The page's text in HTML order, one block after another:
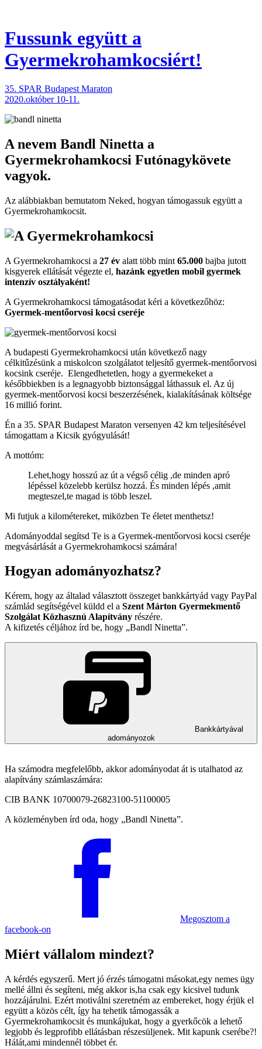
Fussunk együtt a
Gyermekrohamkocsiért!
35. SPAR Budapest Maraton
2020.október 10-11.
A nevem Bandl Ninetta a
Gyermekrohamkocsi Futónagykövete
vagyok.
Az alábbiakban bemutatom Neked, hogyan támogassuk együtt a
Gyermekroham­kocsit.
A Gyermekrohamkocsi a 27 év alatt több mint 65.000 bajba jutott
kisgyerek ellátását végezte el, hazánk egyetlen mobil gyermek
intenzív osztályaként!
A Gyermekrohamkocsi támogatásodat kéri a következőhöz:
Gyermek-mentőorvosi kocsi cseréje
A budapesti Gyermekrohamkocsi után következő nagy
célkitűzésünk a miskolcon szolgálatot teljesítő gyermek-mentőorvosi
kocsink cseréje. Elengedhetetlen, hogy a gyermekeket a
későbbiekben is a legnagyobb biztonsággal láthassuk el. Az új
gyermek-mentőorvosi kocsi beszerzésének, kialakításának költsége
16 millió forint.
Én a 35. SPAR Budapest Maraton versenyen 42 km teljesítésével
támogattam a Kicsik gyógyulását!
A mottóm:
Lehet,hogy hosszú az út a végső célig ,de minden apró
lépéssel közelebb kerülsz hozzá. És minden lépés ,amit
megteszel,te magad is több leszel.
Mi futjuk a kilométereket, miközben Te életet menthetsz!
Adományoddal segítsd Te is a Gyermek-mentőorvosi kocsi cseréje
megvásárlását a Gyermekrohamkocsi számára!
Hogyan adományozhatsz?
Kérem, hogy az általad választott összeget bankkártyád vagy PayPal
számlád segítségével küldd el a Szent Márton Gyermekmentő
Szolgálat Közhasznú Alapítvány részére.
A kifizetés céljához írd be, hogy
Bandl Ninetta .
Bankkártyával
adományozok
Ha számodra megfelelőbb, akkor adományodat át is utalhatod az
alapítvány számlaszámára:
CIB BANK 10700079-26823100-51100005
A közleményben írd oda, hogy
Bandl Ninetta .
Megosztom a
facebook-on
Miért vállalom mindezt?
A kérdés egyszerű. Mert jó érzés támogatni másokat,egy nemes ügy
mellé állni és segíteni, még akkor is,ha csak egy kicsivel tudunk
hozzájárulni. Ezért motiválni szeretném az embereket, hogy érjük el
együtt a közös célt, így ha tehetik támogassák a
Gyermekrohamkocsit és munkájukat, hogy a gyerkőcök a lehető
legjobb és legprofibb ellátásban részesüljenek. Mit kapunk cserébe?!
Hálát,ami mindennél többet ér.